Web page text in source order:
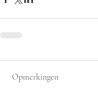
Opmerkingen